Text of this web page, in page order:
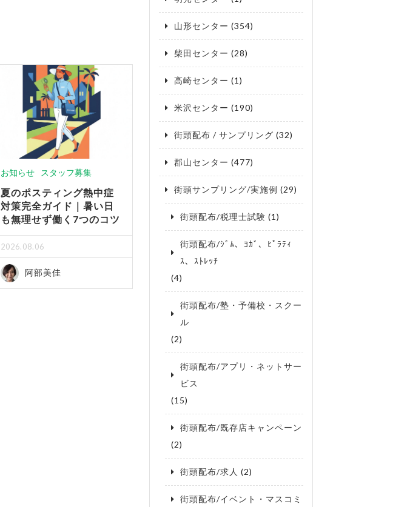
お知らせ スタッフ募集
夏のポスティング熱中症
対策完全ガイド｜暑い日
も無理せず働く7つのコツ
2026.08.06
阿部美佳
山形センター (354)
柴田センター (28)
高崎センター (1)
米沢センター (190)
街頭配布 / サンプリング (32)
郡山センター (477)
街頭サンプリング/実施例 (29)
街頭配布/税理士試験 (1)
街頭配布/ｼﾞﾑ、ﾖｶﾞ、ﾋﾟﾗﾃｨ
ｽ、ｽﾄﾚｯﾁ
(4)
街頭配布/塾・予備校・スクー
ル
(2)
街頭配布/アプリ・ネットサー
ビス
(15)
街頭配布/既存店キャンペーン
(2)
街頭配布/求人 (2)
街頭配布/イベント・マスコミ